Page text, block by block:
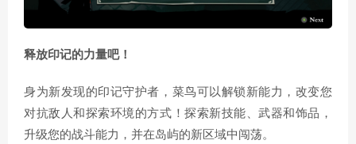
释放印记的力量吧！
身为新发现的印记守护者，菜鸟可以解锁新能力，改变您
对抗敌人和探索环境的方式！探索新技能、武器和饰品，
升级您的战斗能力，并在岛屿的新区域中闯荡。